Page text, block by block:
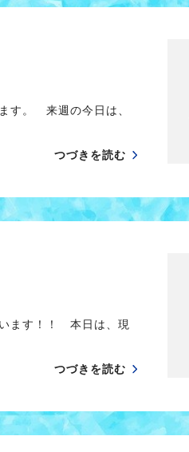
す。 来週の今日は、
つづきを読む
ます！！ 本日は、現
つづきを読む